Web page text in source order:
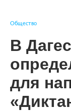
Общество
В
для